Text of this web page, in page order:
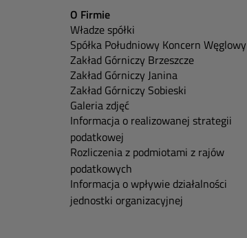
O Firmie
Władze spółki
Spółka Południowy Koncern Węglowy
Zakład Górniczy Brzeszcze
Zakład Górniczy Janina
Zakład Górniczy Sobieski
Galeria zdjęć
Informacja o realizowanej strategii
podatkowej
Rozliczenia z podmiotami z rajów
podatkowych
Informacja o wpływie działalności
jednostki organizacyjnej